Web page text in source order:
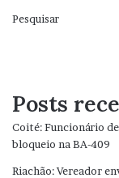
Pesquisar
Posts
Coité: Funcionário
bloqueio na BA-409
Riachão: Vereador